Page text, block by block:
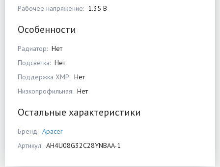
Рабочее напряжение: 1.35 В
Особенности
Радиатор: Нет
Подсветка: Нет
Поддержка XMP: Нет
Низкопрофильная: Нет
Остальные характеристики
Бренд: Apacer
Артикул: AH4U08G32C28YNBAA-1